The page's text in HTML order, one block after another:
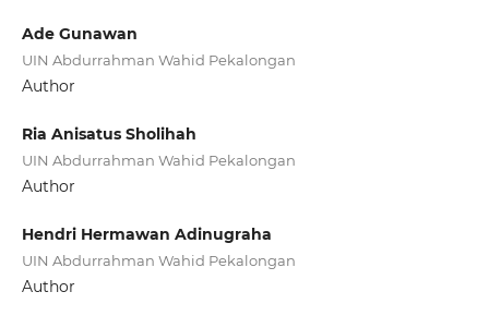
Ade Gunawan
UIN Abdurrahman Wahid Pekalongan
Author
Ria Anisatus Sholihah
UIN Abdurrahman Wahid Pekalongan
Author
Hendri Hermawan Adinugraha
UIN Abdurrahman Wahid Pekalongan
Author